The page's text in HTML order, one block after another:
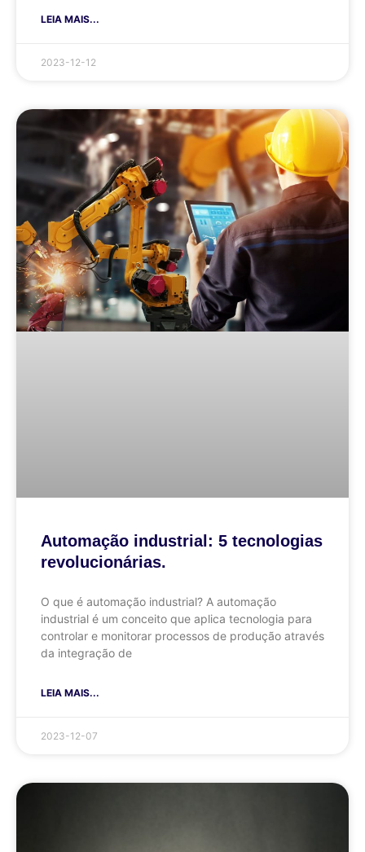
LEIA MAIS...
2023-12-12
Automação industrial: 5 tecnologias
revolucionárias.
O que é automação industrial? A automação
industrial é um conceito que aplica tecnologia para
controlar e monitorar processos de produção através
da integração de
LEIA MAIS...
2023-12-07